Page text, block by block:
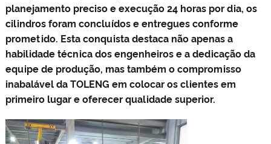
planejamento preciso e execução 24 horas por dia, os
cilindros foram concluídos e entregues conforme
prometido. Esta conquista destaca não apenas a
habilidade técnica dos engenheiros e a dedicação da
equipe de produção, mas também o compromisso
inabalável da TOLENG em colocar os clientes em
primeiro lugar e oferecer qualidade superior.